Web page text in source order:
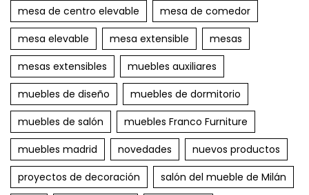
mesa de centro elevable
mesa de comedor
mesa elevable
mesa extensible
mesas
mesas extensibles
muebles auxiliares
muebles de diseño
muebles de dormitorio
muebles de salón
muebles Franco Furniture
muebles madrid
novedades
nuevos productos
proyectos de decoración
salón del mueble de Milán